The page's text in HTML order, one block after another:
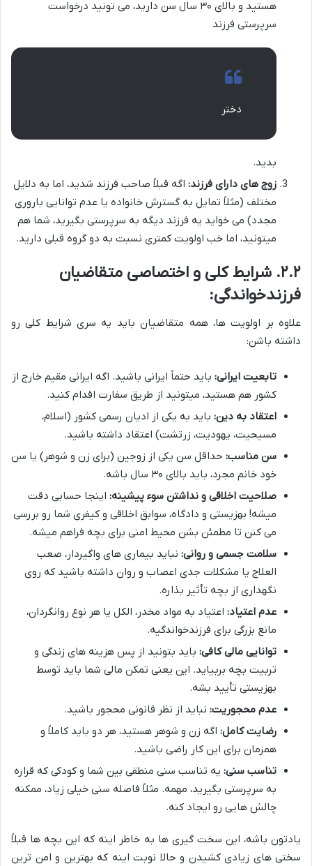
هستید و بالای ۳۰ سال سن دارید، می تونید درخواست
سرپرستی فرزند
دختر
بدید.
زوج های دارای فرزند: اگه قبلاً صاحب فرزند شدید، اما به دلایل
مختلف (مثلاً تمایل به گسترش خانواده یا عدم توانایی باروری
مجدد) می خواید یه فرزند دیگه به سرپرستی بگیرید، شما هم
میتونید، اما خب اولویت کمتری نسبت به دو گروه قبلی دارید.
۲.۲. شرایط کلی و اختصاصی متقاضیان
فرزندخواندگی:
علاوه بر اولویت ها، همه متقاضیان باید یه سری شرایط کلی رو
داشته باشن:
تابعیت ایرانی: باید حتماً ایرانی باشید. اگه ایرانی مقیم خارج از
کشور هم هستید، میتونید از طریق سفارت اقدام کنید.
اعتقاد به دین: باید به یکی از ادیان رسمی کشور (اسلام،
مسیحیت، یهودیت، زرتشت) اعتقاد داشته باشید.
سن مناسب: حداقل سن یکی از زوجین (برای زن و شوهر) یا سن
خود خانم مجرد، باید بالای ۳۰ سال باشه.
صلاحیت اخلاقی و نداشتن سوء پیشینه: اینجا حسابی دقت
میشه! بهزیستی و دادگاه، سوابق اخلاقی و کیفری شما رو بررسی
می کنن تا مطمئن بشن محیط امنی برای بچه فراهم میشه.
سلامت جسمی و روانی: نباید بیماری های واگیردار، صعب
العلاج یا مشکلات جدی اعصاب و روان داشته باشید که روی
نگهداری از بچه تأثیر بذاره.
عدم اعتیاد: اعتیاد به مواد مخدر، الکل یا هر نوع روانگردان،
مانع بزرگی برای فرزندخواندگیه.
توانایی مالی کافی: باید بتونید از پس هزینه های زندگی و
تربیت بچه بربیاید. این یعنی تمکن مالی شما باید توسط
بهزیستی تأیید بشه.
عدم محجوریت: نباید از نظر قانونی محجور باشید.
رضایت کامل: اگه زن و شوهر هستید، هر دو باید کاملاً و
همزمان برای این کار راضی باشید.
تناسب سنی: یه تناسب سنی منطقی بین شما و کودکی که قراره
به سرپرستی بگیرید، مهمه. مثلاً فاصله سنی خیلی زیاد، ممکنه
چالش هایی رو ایجاد کنه.
یادتون باشه، این سخت گیری ها به خاطر اینه که این بچه ها قبلاً
سختی های زیادی کشیدن و حالا نوبت اینه که بهترین و امن ترین